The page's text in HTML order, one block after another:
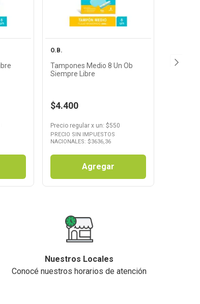
O.B.
Tampones Medio 8 Un Ob
Siempre Libre
$4.400
Precio regular x un: $550
PRECIO SIN IMPUESTOS
NACIONALES: $3636,36
Agregar
Nuestros Locales
Conocé nuestros horarios de atención